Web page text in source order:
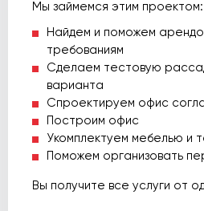
Мы займемся этим проектом:
Найдем и поможем
требованиям
Сделаем тестовую
варианта
Спроектируем офис
Построим офис
Укомплектуем мебелью и
Поможем организовать
Вы получите все услуги от